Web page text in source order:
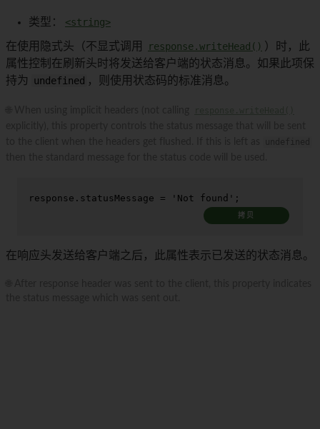
类型： <string>
在使用隐式头（不显式调用 response.writeHead() ）时，此
属性控制在刷新头时将发送给客户端的状态消息。如果此项保
持为
undefined ，则使用状态码的标准消息。
response. statusMessage = 'Not found' ;
拷贝
在响应头发送给客户端之后，此属性表示已发送的状态消息。